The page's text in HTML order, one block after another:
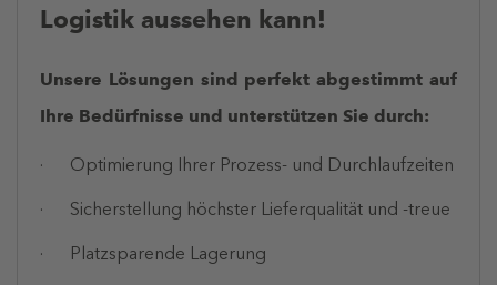
Logistik aussehen kann!
Unsere Lösungen sind perfekt abgestimmt auf
Ihre Bedürfnisse und unterstützen Sie durch:
· Optimierung Ihrer Prozess- und Durchlaufzeiten
· Sicherstellung höchster Lieferqualität und -treue
· Platzsparende Lagerung